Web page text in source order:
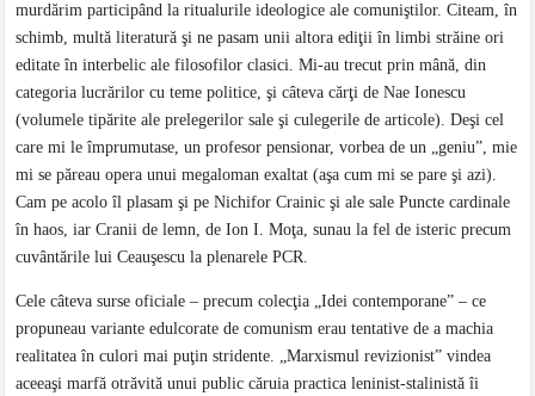
murdărim participând la ritualurile ideologice ale comuniştilor. Citeam, în
schimb, multă literatură şi ne pasam unii altora ediţii în limbi străine ori
editate în interbelic ale filosofilor clasici. Mi-au trecut prin mână, din
categoria lucrărilor cu teme politice, şi câteva cărţi de Nae Ionescu
(volumele tipărite ale prelegerilor sale şi culegerile de articole). Deşi cel
care mi le împrumutase, un profesor pensionar, vorbea de un „geniu”, mie
mi se păreau opera unui megaloman exaltat (aşa cum mi se pare şi azi).
Cam pe acolo îl plasam şi pe Nichifor Crainic şi ale sale Puncte cardinale
în haos, iar Cranii de lemn, de Ion I. Moţa, sunau la fel de isteric precum
cuvântările lui Ceauşescu la plenarele PCR.
Cele câteva surse oficiale – precum colecţia „Idei contemporane” – ce
propuneau variante edulcorate de comunism erau tentative de a machia
realitatea în culori mai puţin stridente. „Marxismul revizionist” vindea
aceeaşi marfă otrăvită unui public căruia practica leninist-stalinistă îi